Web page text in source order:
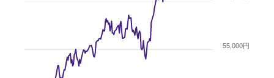
55,000円